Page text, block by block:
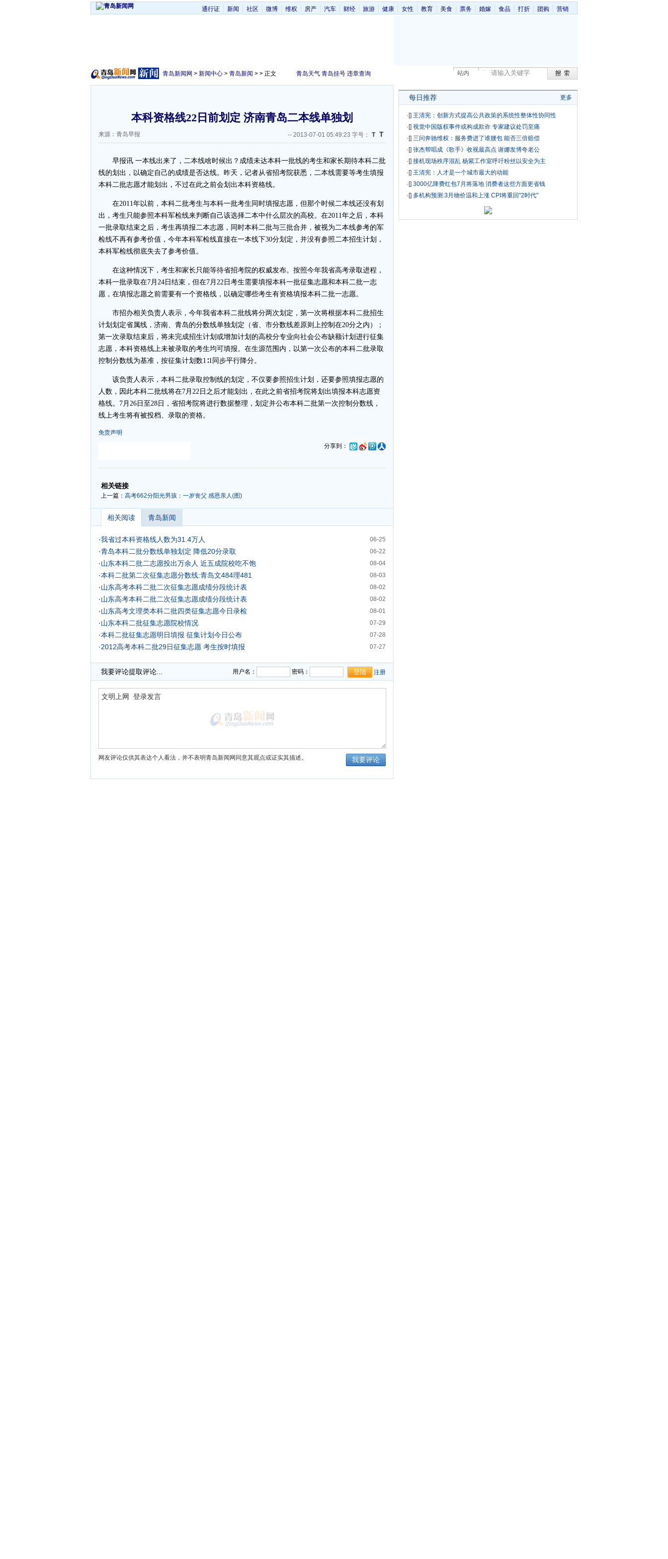
通行证 新闻 社区 微博 维权 房产 汽车 财经 旅游 健康 女性 教育 美食 票务 婚嫁 食品 打折 团购 营销
站内
青岛新闻网 > 新闻中心 > 青岛新闻 > > 正文 青岛天气 青岛挂号 违章查询
本科资格线22日前划定 济南青岛二本线单独划
来源：青岛早报 -- 2013-07-01 05:49:23 字号： T T
早报讯 一本线出来了，二本线啥时候出？成绩未达本科一批线的考生和家长期待本科二批
线的划出，以确定自己的成绩是否达线。昨天，记者从省招考院获悉，二本线需要等考生填报
本科二批志愿才能划出，不过在此之前会划出本科资格线。
在2011年以前，本科二批考生与本科一批考生同时填报志愿，但那个时候二本线还没有划
出，考生只能参照本科军检线来判断自己该选择二本中什么层次的高校。在2011年之后，本科
一批录取结束之后，考生再填报二本志愿，同时本科二批与三批合并，被视为二本线参考的军
检线不再有参考价值，今年本科军检线直接在一本线下30分划定，并没有参照二本招生计划，
本科军检线彻底失去了参考价值。
在这种情况下，考生和家长只能等待省招考院的权威发布。按照今年我省高考录取进程，
本科一批录取在7月24日结束，但在7月22日考生需要填报本科一批征集志愿和本科二批一志
愿，在填报志愿之前需要有一个资格线，以确定哪些考生有资格填报本科二批一志愿。
市招办相关负责人表示，今年我省本科二批线将分两次划定，第一次将根据本科二批招生
计划划定省属线，济南、青岛的分数线单独划定（省、市分数线差原则上控制在20分之内）；
第一次录取结束后，将未完成招生计划或增加计划的高校分专业向社会公布缺额计划进行征集
志愿，本科资格线上未被录取的考生均可填报。在生源范围内，以第一次公布的本科二批录取
控制分数线为基准，按征集计划数1∶1同步平行降分。
该负责人表示，本科二批录取控制线的划定，不仅要参照招生计划，还要参照填报志愿的
人数，因此本科二批线将在7月22日之后才能划出，在此之前省招考院将划出填报本科志愿资
格线。7月26日至28日，省招考院将进行数据整理，划定并公布本科二批第一次控制分数线，
线上考生将有被投档、录取的资格。
免责声明
分享到：
-
相关链接
上一篇： 高考662分阳光男孩：一岁丧父 感恩亲人(图)
相关阅读 青岛新闻
06-25
·我省过本科资格线人数为31.4万人
06-22
·青岛本科二批分数线单独划定 降低20分录取
08-04
·山东本科二批二志愿投出万余人 近五成院校吃不饱
08-03
·本科二批第二次征集志愿分数线:青岛文484理481
08-02
·山东高考本科二批二次征集志愿成绩分段统计表
08-02
·山东高考本科二批二次征集志愿成绩分段统计表
08-01
·山东高考文理类本科二批四类征集志愿今日录检
07-29
·山东本科二批征集志愿院校情况
07-28
·本科二批征集志愿明日填报 征集计划今日公布
07-27
·2012高考本科二批29日征集志愿 考生按时填报
我要评论提取评论... 用户名： 密码： 注册
网友评论仅供其表达个人看法，并不表明青岛新闻网同意其观点或证实其描述。
每日推荐 更多
·[] 王清宪：创新方式提高公共政策的系统性整体性协同性
·[] 视觉中国版权事件或构成欺诈 专家建议处罚至痛
·[] 三问奔驰维权：服务费进了谁腰包 能否三倍赔偿
·[] 张杰帮唱成《歌手》收视最高点 谢娜发博夸老公
·[] 接机现场秩序混乱 杨紫工作室呼吁粉丝以安全为主
·[] 王清宪：人才是一个城市最大的动能
·[] 3000亿降费红包7月将落地 消费者这些方面更省钱
·[] 多机构预测:3月物价温和上涨 CPI将重回"2时代"